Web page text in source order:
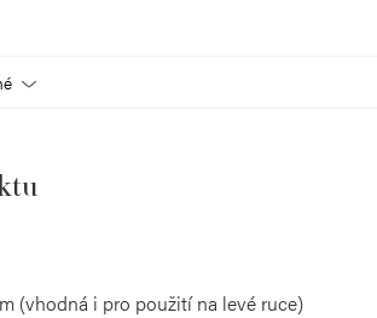
(vhodná i pro použití na levé ruce)